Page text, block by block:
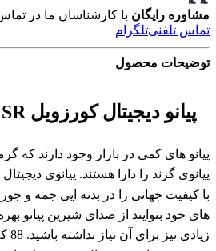
مشاوره رایگان با کارشناسان ما در
تماس تلفنیتلگرام
توضیحات محصول
پیانو دیجیتال کورزویل Kurzweil M70 SR
پیانو های کمی در بازار وجود دارند
با کیفیت جهانی را در بدنه ایی جمه و
های خود بتوایند از صدای شیرین پیانو